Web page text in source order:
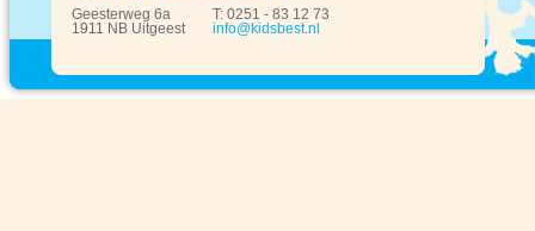
Geesterweg 6a
1911 NB Uitgeest
T: 0251 - 83 12 73
info@kidsbest.nl